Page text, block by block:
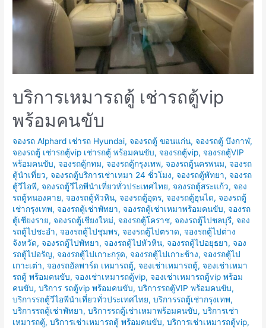
บริการเหมารถตู้ เช่ารถตู้vip
พร้อมคนขับ
จองรถ Alphard เช่ารถ Hyundai,จองรถตู้ ขอนแก่น,จองรถตู้ บึงกาฬ,
จองรถตู้ เช่ารถตู้vip เช่ารถตู้ พร้อมคนขับ,จองรถตู้vip,จองรถตู้VIP
พร้อมคนขับ,จองรถตู้กทม,จองรถตู้กรุงเทพ,จองรถตู้นครพนม,จองรถ
ตู้นำเที่ยว,จองรถตู้บริการเช่าเหมา 24 ชั่วโมง,จองรถตู้พัทยา,จองรถ
ตู้วีไอพี,จองรถตู้วีไอพีนำเที่ยวทั่วประเทศไทย,จองรถตู้สระแก้ว,จอง
รถตู้หนองคาย,จองรถตู้หัวหิน,จองรถตู้อุดร,จองรถตู้ฮุนได,จองรถตู้
เช่ากรุงเทพ,จองรถตู้เช่าพัทยา,จองรถตู้เช่าเหมาพร้อมคนขับ,จองรถ
ตู้เชียงราย,จองรถตู้เชียงใหม่,จองรถตู้โคราช,จองรถตู้ไปชลบุรี,จอง
รถตู้ไปชะอำ,จองรถตู้ไปชุมพร,จองรถตู้ไปตราด,จองรถตู้ไปต่าง
จังหวัด,จองรถตู้ไปพัทยา,จองรถตู้ไปหัวหิน,จองรถตู้ไปอยุธยา,จอง
รถตู้ไปอรัญ,จองรถตู้ไปเกาะกรูด,จองรถตู้ไปเกาะช้าง,จองรถตู้ไป
เกาะเต่า,จองรถอัลพาร์ด เหมารถตู้,จองเช่าเหมารถตู้,จองเช่าเหมา
รถตู้ พร้อมคนขับ,จองเช่าเหมารถตู้vip,จองเช่าเหมารถตู้vip พร้อม
คนขับ,บริการ รถตู้vip พร้อมคนขับ,บริการรถตู้VIP พร้อมคนขับ,
บริการรถตู้วีไอพีนำเที่ยวทั่วประเทศไทย,บริการรถตู้เช่ากรุงเทพ,
บริการรถตู้เช่าพัทยา,บริการรถตู้เช่าเหมาพร้อมคนขับ,บริการเช่า
เหมารถตู้,บริการเช่าเหมารถตู้ พร้อมคนขับ,บริการเช่าเหมารถตู้vip,